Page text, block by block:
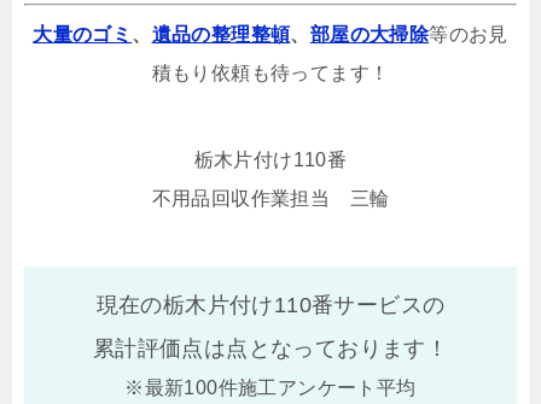
大量のゴミ 、 遺品の整理整頓、 部屋の大掃除等のお見
積もり依頼も待ってます！
栃木片付け110番
不用品回収作業担当 三輪
現在の栃木片付け110番サービスの
累計評価点は点となっております！
※最新100件施工アンケート平均